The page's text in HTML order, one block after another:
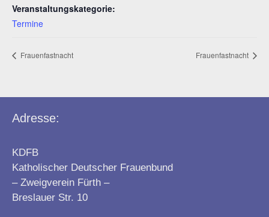
Veranstaltungskategorie:
Termine
Frauenfastnacht Frauenfastnacht
Adresse:
KDFB
Katholischer Deutscher Frauenbund
– Zweigverein Fürth –
Breslauer Str. 10